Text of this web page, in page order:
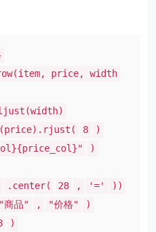
price, width
(price).rjust( 8
)
)
.center( 28 , '='
))
"商品" , "价格"
)
)